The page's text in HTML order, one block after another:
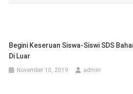
Begini Keseruan Siswa-Siswi SDS
Di Luar
November 10, 2019 admin